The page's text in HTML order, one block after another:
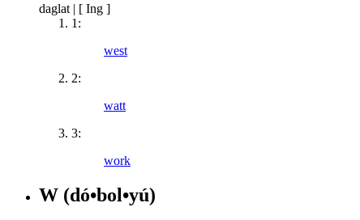
daglat | [ Ing ]
1:
west
2:
watt
3:
work
W (dó•bol•yú)